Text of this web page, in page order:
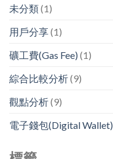
未分類(1)
用戶分享(1)
礦工費(Gas Fee) (1)
綜合比較分析(9)
觀點分析(9)
電子錢包(Digital Wallet)